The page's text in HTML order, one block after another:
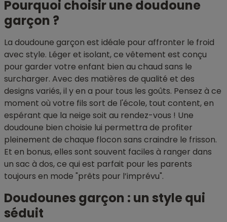
Pourquoi choisir une doudoune
garçon ?
La doudoune garçon est idéale pour affronter le froid
avec style. Léger et isolant, ce vêtement est conçu
pour garder votre enfant bien au chaud sans le
surcharger. Avec des matières de qualité et des
designs variés, il y en a pour tous les goûts. Pensez à ce
moment où votre fils sort de l'école, tout content, en
espérant que la neige soit au rendez-vous ! Une
doudoune bien choisie lui permettra de profiter
pleinement de chaque flocon sans craindre le frisson.
Et en bonus, elles sont souvent faciles à ranger dans
un sac à dos, ce qui est parfait pour les parents
toujours en mode "prêts pour l’imprévu".
Doudounes garçon : un style qui
séduit